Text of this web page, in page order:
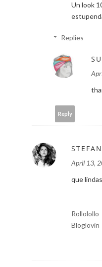
Un look
Replies
Reply
April 13,
que
Rollolollo
Bloglovin